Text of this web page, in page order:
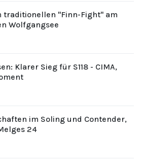
traditionellen "Finn-Fight" am
Wolfgangsee
Klarer Sieg für S118 - CIMA,
im Soling und Contender,
24